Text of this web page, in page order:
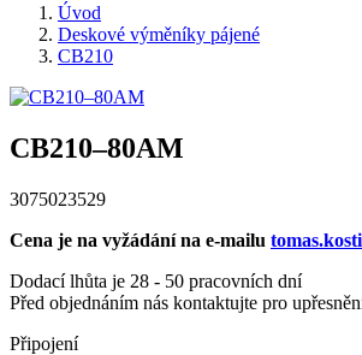
Úvod
Deskové výměníky pájené
CB210
CB210–80AM
3075023529
Cena je na vyžádání na e-mailu
Dodací lhůta je 28 - 50 pracovních dní
Před objednáním nás kontaktujte pro
Připojení